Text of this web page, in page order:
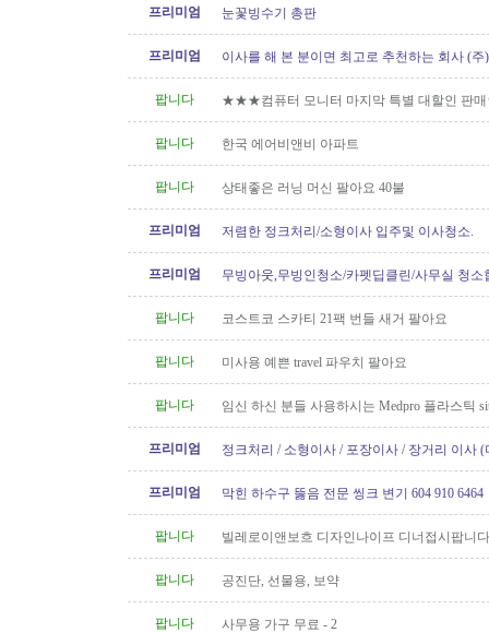
프리미엄 눈꽃빙수기 총판
프리미엄
이사를 해 본 분이면 최고로 추천하는 회사 (주
팝니다
★★★컴퓨터 모니터 마지막 특별 대할인
팝니다 한국 에어비앤비 아파트
팝니다 상태좋은 러닝 머신 팔아요 40불
프리미엄 저렴한 정크처리/소형이사 입주및 이사청소.
프리미엄 무빙아웃,무빙인청소/카펫딥클린/사무실 청소
팝니다 코스트코 스카티 21팩 번들 새거 팔아요
팝니다 미사용 예쁜 travel 파우치 팔아요
팝니다
임신 하신 분들 사용하시는 Medpro 플라스틱
프리미엄
정크처리 / 소형이사 / 포장이사 / 장거리 이사 (
프리미엄 막힌 하수구 뚫음 전문 씽크 변기 604 910 6464
팝니다 빌레로이앤보흐 디자인나이프 디너접시팝니
팝니다 공진단, 선물용, 보약
팝니다 사무용 가구 무료 - 2